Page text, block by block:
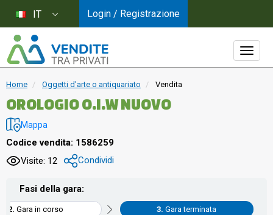
Home Oggetti d'arte o antiquariato Vendita
OROLOGIO O.I.W NUOVO
Mappa
Codice vendita: 1586259
Visite: 12
Condividi
Fasi della gara:
Gara in corso Gara terminata
IT Login / Registrazione